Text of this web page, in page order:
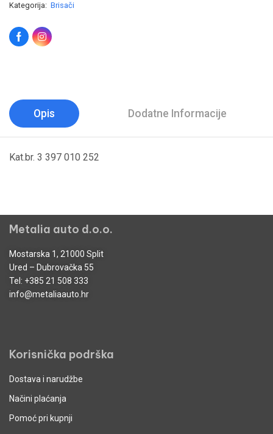
Kategorija: Brisači
Opis Dodatne Informacije
Kat.br. 3 397 010 252
Metalia auto d.o.o.
Mostarska 1, 21000 Split
Ured – Dubrovačka 55
Tel: +385 21 508 333
info@metaliaauto.hr
Korisnička podrška
Dostava i narudžbe
Načini plaćanja
Pomoć pri kupnji